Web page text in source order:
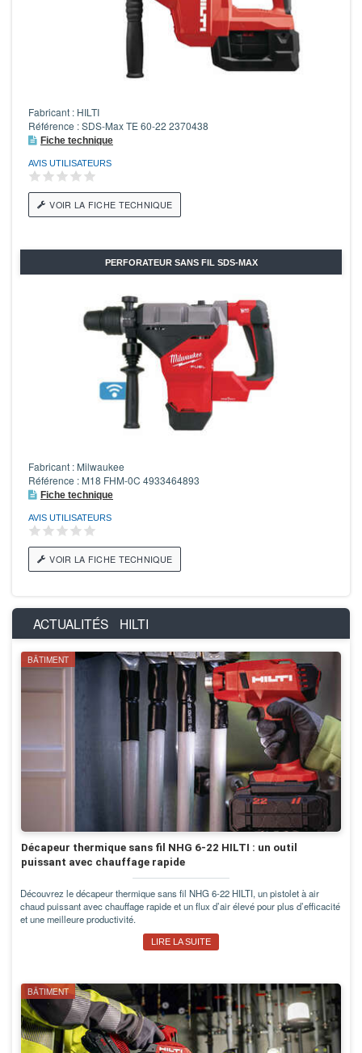
Fabricant : HILTI
Référence : SDS-Max TE 60-22 2370438
Fiche technique
AVIS UTILISATEURS
VOIR LA FICHE TECHNIQUE
PERFORATEUR SANS FIL SDS-MAX
Fabricant : Milwaukee
Référence : M18 FHM-0C 4933464893
Fiche technique
AVIS UTILISATEURS
VOIR LA FICHE TECHNIQUE
ACTUALITÉS HILTI
BÂTIMENT
Décapeur thermique sans fil NHG 6-22 HILTI : un outil
puissant avec chauffage rapide
Découvrez le décapeur thermique sans fil NHG 6-22 HILTI, un pistolet à air
chaud puissant avec chauffage rapide et un flux d’air élevé pour plus d’efficacité
et une meilleure productivité.
LIRE LA SUITE
BÂTIMENT